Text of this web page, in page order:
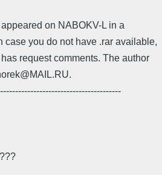
on NABOKV-L in a
case you do not have .rar available,
has request comments. The author